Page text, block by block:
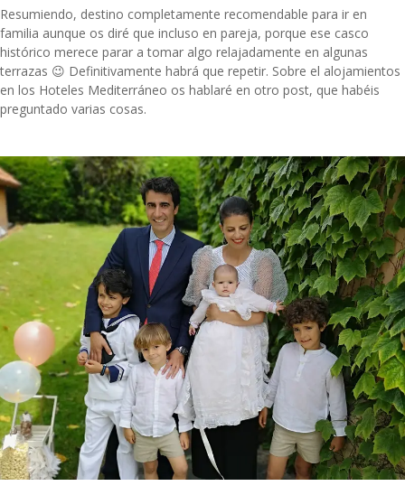
Resumiendo, destino completamente recomendable para ir en
familia aunque os diré que incluso en pareja, porque ese casco
histórico merece parar a tomar algo relajadamente en algunas
terrazas 😉 Definitivamente habrá que repetir. Sobre el alojamientos
en los Hoteles Mediterráneo os hablaré en otro post, que habéis
preguntado varias cosas.